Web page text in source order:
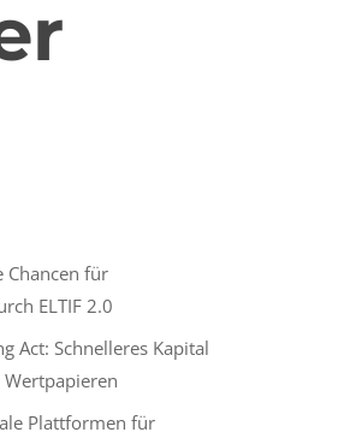
Chancen für
ELTIF 2.0
Act: Schnelleres Kapital
Plattformen für